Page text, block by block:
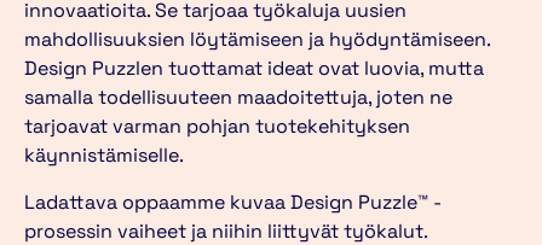
innovaatioita. Se tarjoaa työkaluja uusien
mahdollisuuksien löytämiseen ja hyödyntämiseen.
Design Puzzlen tuottamat ideat ovat luovia, mutta
samalla todellisuuteen maadoitettuja, joten ne
tarjoavat varman pohjan tuotekehityksen
käynnistämiselle.
Ladattava oppaamme kuvaa Design Puzzle™ -
prosessin vaiheet ja niihin liittyvät työkalut.